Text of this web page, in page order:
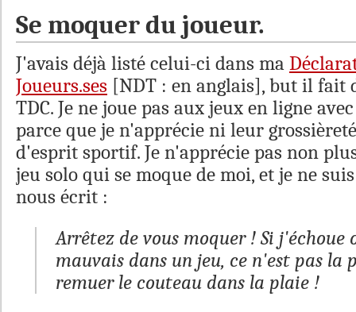
Se moquer du joueur.
J'avais déjà listé celui-ci dans ma
Joueurs.ses [NDT : en anglais], but il fait
TDC. Je ne joue pas aux jeux en ligne
parce que je n'apprécie ni leur
d'esprit sportif. Je n'apprécie pas non
jeu solo qui se moque de moi, et je ne
nous écrit :
Arrêtez de vous moquer ! Si j'échoue
mauvais dans un jeu, ce n'est pas la
remuer le couteau dans la plaie !